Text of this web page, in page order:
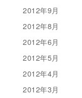
2012年9月
2012年8月
2012年6月
2012年5月
2012年4月
2012年3月